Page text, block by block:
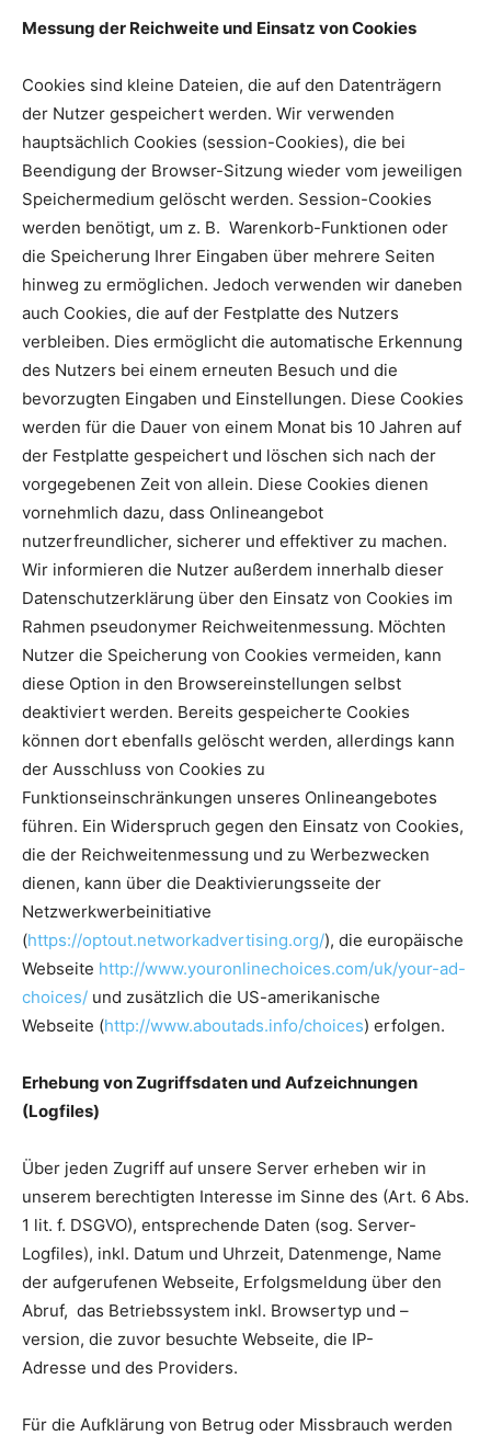
Messung der Reichweite und Einsatz von Cookies
Cookies sind kleine Dateien, die auf den Datenträgern
der Nutzer gespeichert werden. Wir verwenden
hauptsächlich Cookies (session-Cookies), die bei
Beendigung der Browser-Sitzung wieder vom jeweiligen
Speichermedium gelöscht werden. Session-Cookies
werden benötigt, um z. B. Warenkorb-Funktionen oder
die Speicherung Ihrer Eingaben über mehrere Seiten
hinweg zu ermöglichen. Jedoch verwenden wir daneben
auch Cookies, die auf der Festplatte des Nutzers
verbleiben. Dies ermöglicht die automatische Erkennung
des Nutzers bei einem erneuten Besuch und die
bevorzugten Eingaben und Einstellungen. Diese Cookies
werden für die Dauer von einem Monat bis 10 Jahren auf
der Festplatte gespeichert und löschen sich nach der
vorgegebenen Zeit von allein. Diese Cookies dienen
vornehmlich dazu, dass Onlineangebot
nutzerfreundlicher, sicherer und effektiver zu machen.
Wir informieren die Nutzer außerdem innerhalb dieser
Datenschutzerklärung über den Einsatz von Cookies im
Rahmen pseudonymer Reichweitenmessung. Möchten
Nutzer die Speicherung von Cookies vermeiden, kann
diese Option in den Browsereinstellungen selbst
deaktiviert werden. Bereits gespeicherte Cookies
können dort ebenfalls gelöscht werden, allerdings kann
der Ausschluss von Cookies zu
Funktionseinschränkungen unseres Onlineangebotes
führen. Ein Widerspruch gegen den Einsatz von Cookies,
die der Reichweitenmessung und zu Werbezwecken
dienen, kann über die Deaktivierungsseite der
Netzwerkwerbeinitiative
(https://optout.networkadvertising.org/), die europäische
Webseite http://www.youronlinechoices.com/uk/your-ad-
choices/ und zusätzlich die US-amerikanische
Webseite (http://www.aboutads.info/choices) erfolgen.
Erhebung von Zugriffsdaten und Aufzeichnungen
(Logfiles)
Über jeden Zugriff auf unsere Server erheben wir in
unserem berechtigten Interesse im Sinne des (Art. 6 Abs.
1 lit. f. DSGVO), entsprechende Daten (sog. Server-
Logfiles), inkl. Datum und Uhrzeit, Datenmenge, Name
der aufgerufenen Webseite, Erfolgsmeldung über den
Abruf, das Betriebssystem inkl. Browsertyp und –
version, die zuvor besuchte Webseite, die IP-
Adresse und des Providers.
Für die Aufklärung von Betrug oder Missbrauch werden